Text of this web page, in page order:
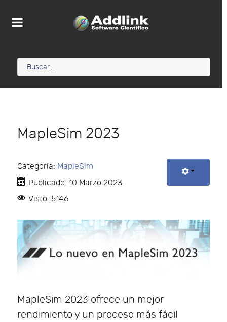
MapleSim 2023
Categoría: MapleSim
Publicado: 10 Marzo 2023
Visto: 5146
MapleSim 2023 ofrece un mejor
rendimiento y un proceso más fácil